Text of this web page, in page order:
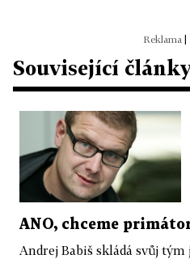
Související
ANO, chceme
Andrej Babiš skládá svůj